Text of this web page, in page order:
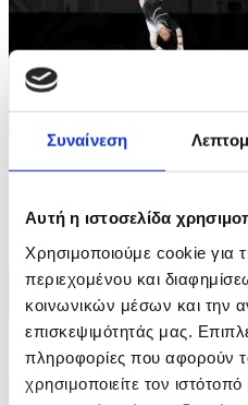
Συναίνεση
Αυτή η ιστοσελίδα
Χρησιμοποιούμε cookie για
περιεχομένου και
κοινωνικών μέσων και την
επισκεψιμότητάς μας.
πληροφορίες που αφορούν
χρησιμοποιείτε τον
27/07/2026 09:24
Κοινοπολιτειακοί
ID: 10662702